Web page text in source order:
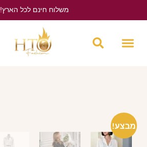
משלוח חינם לכל הארץ!
מבצע!